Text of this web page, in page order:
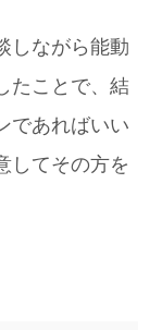
しながら能動
たことで、結
であればいい
してその方を